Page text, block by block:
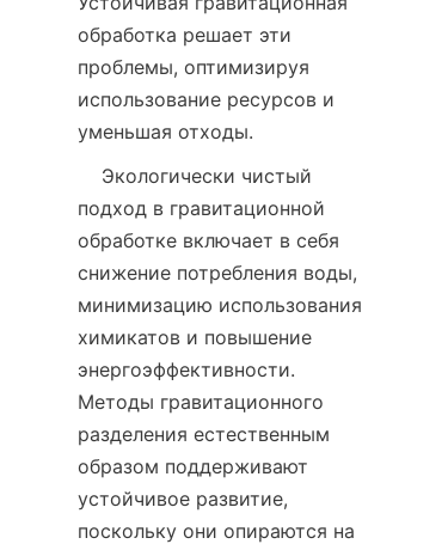
обработка решает эти
проблемы, оптимизируя
использование ресурсов и
подход в гравитационной
обработке включает в себя
снижение потребления воды,
минимизацию использования
химикатов и повышение
энергоэффективности.
Методы гравитационного
разделения естественным
образом поддерживают
устойчивое развитие,
поскольку они опираются на